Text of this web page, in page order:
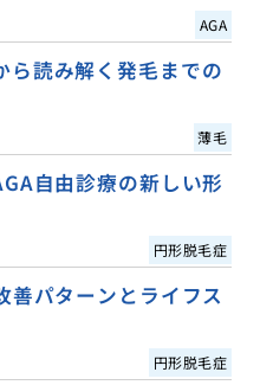
AGA
ら読み解く発毛までの
薄毛
自由診療の新しい形
円形脱毛症
善パターンとライフス
円形脱毛症